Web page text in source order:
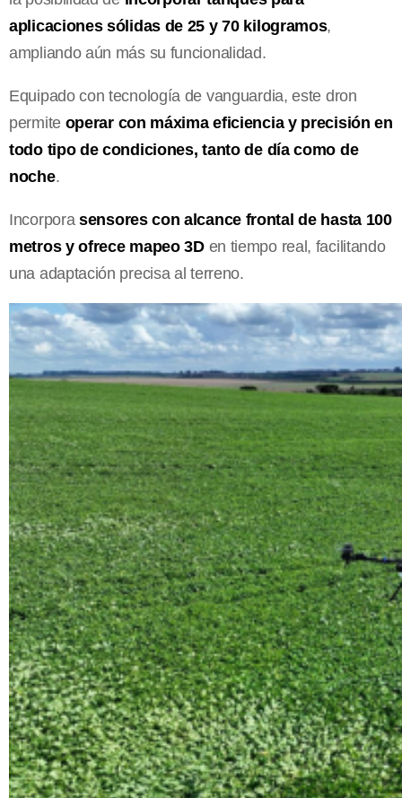
aplicaciones sólidas de 25 y 70 kilogramos,
ampliando aún más su funcionalidad.
Equipado con tecnología de vanguardia, este dron
permite operar con máxima eficiencia y precisión en
todo tipo de condiciones, tanto de día como de
noche.
Incorpora sensores con alcance frontal de hasta 100
metros y ofrece mapeo 3Den tiempo real, facilitando
una adaptación precisa al terreno.